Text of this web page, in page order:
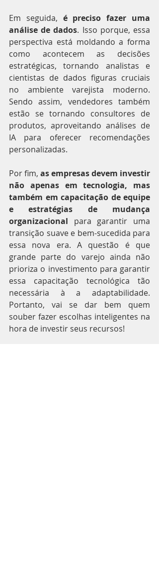
Em seguida, é preciso fazer uma
análise de dados. Isso porque, essa
perspectiva está moldando a forma
como acontecem as decisões
estratégicas, tornando analistas e
cientistas de dados figuras cruciais
no ambiente varejista moderno.
Sendo assim, vendedores também
estão se tornando consultores de
produtos, aproveitando análises de
IA para oferecer recomendações
personalizadas.
Por fim, as empresas devem investir
não apenas em tecnologia, mas
também em capacitação de equipe
e estratégias de mudança
organizacional para garantir uma
transição suave e bem-sucedida para
essa nova era. A questão é que
grande parte do varejo ainda não
prioriza o investimento para garantir
essa capacitação tecnológica tão
necessária à a adaptabilidade.
Portanto, vai se dar bem quem
souber fazer escolhas inteligentes na
hora de investir seus recursos!